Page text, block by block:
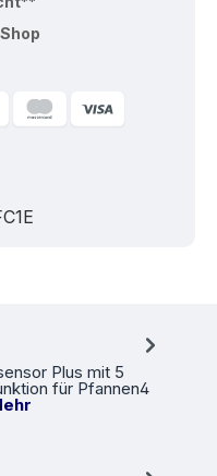
Plus mit 5
für Pfannen4